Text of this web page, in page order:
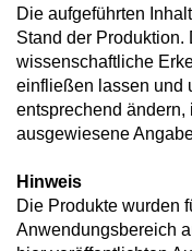
Die aufgeführten
Stand der
wissenschaftliche
einfließen lassen und
entsprechend
ausgewiesene
Hinweis
Die Produkte wurden
Anwendungsbereich